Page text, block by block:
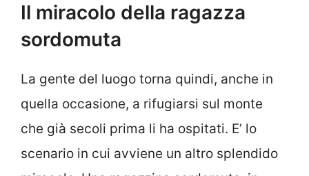
Il miracolo della ragazza
sordomuta
La gente del luogo torna quindi, anche in
quella occasione, a rifugiarsi sul monte
che già secoli prima li ha ospitati. E’ lo
scenario in cui avviene un altro splendido